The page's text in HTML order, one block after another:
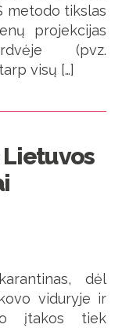
metodo tikslas
projekcijas
(pvz.
visų […]
dėl
viduryje ir
įtakos tiek